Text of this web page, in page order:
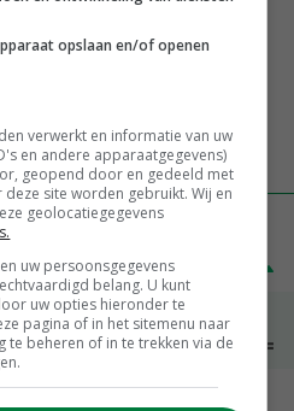
stappen naar rechter om
€ 269,00
€ 1,09~ € 1,11
opslaan en/of openen
verwerkt en informatie van uw
en andere apparaatgegevens)
geopend door en gedeeld met
site worden gebruikt. Wij en
geolocatiegegevens
uw persoonsgegevens
belang. U kunt
uw opties hieronder te
pagina of in het sitemenu naar
te beheren of in te trekken via de